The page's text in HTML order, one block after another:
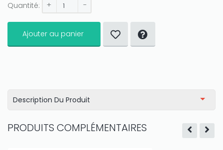
Quantité:
+ -
Ajouter au panier
Description Du Produit
PRODUITS COMPLÉMENTAIRES